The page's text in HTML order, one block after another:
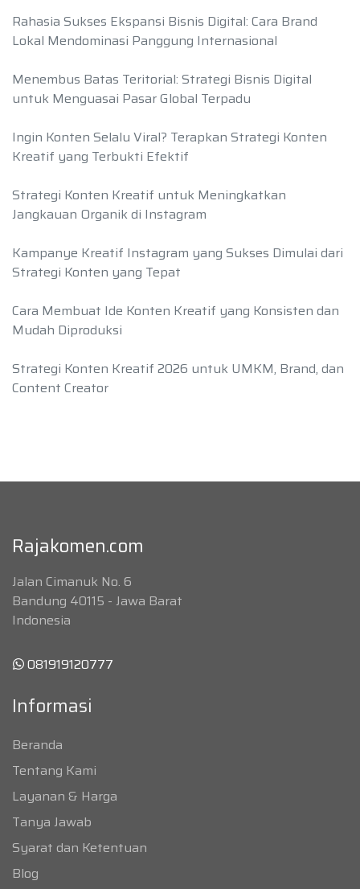
Rahasia Sukses Ekspansi Bisnis Digital: Cara Brand
Lokal Mendominasi Panggung Internasional
Menembus Batas Teritorial: Strategi Bisnis Digital
untuk Menguasai Pasar Global Terpadu
Ingin Konten Selalu Viral? Terapkan Strategi Konten
Kreatif yang Terbukti Efektif
Strategi Konten Kreatif untuk Meningkatkan
Jangkauan Organik di Instagram
Kampanye Kreatif Instagram yang Sukses Dimulai dari
Strategi Konten yang Tepat
Cara Membuat Ide Konten Kreatif yang Konsisten dan
Mudah Diproduksi
Strategi Konten Kreatif 2026 untuk UMKM, Brand, dan
Content Creator
Rajakomen.com
Jalan Cimanuk No. 6
Bandung 40115 - Jawa Barat
Indonesia
081919120777
Informasi
Beranda
Tentang Kami
Layanan & Harga
Tanya Jawab
Syarat dan Ketentuan
Blog